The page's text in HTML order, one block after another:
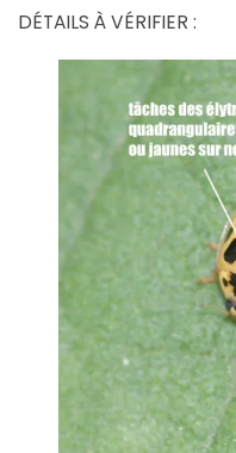
DÉTAILS À VÉRIFIER :